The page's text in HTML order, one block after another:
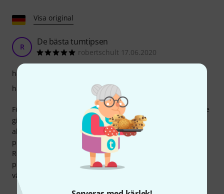
Visa original
R De bästa tumtipsen
robertschult 17.06.2020
För mig är dessa de bästa tumplektrumen – jag spelar både
gitarr (stålsträngar) och 5-strängad banjo och har provat
alla tumplektrum jag kunnat få tag på. Med Fred Kelly-
plektrumen får jag en klar ton och kan spela snabbare.
Rekommenderas starkt! De slits lite snabbare än de tyngre
plektrumen på grund av materialdensiteten, men det är
värt det för mig.
hållbarhet
hantverkskvalitet